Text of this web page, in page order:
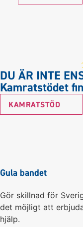
DU ÄR INTE
Kamratstödet
KAMRATSTÖD
Gula bandet
Gör skillnad för
det möjligt att
hjälp.